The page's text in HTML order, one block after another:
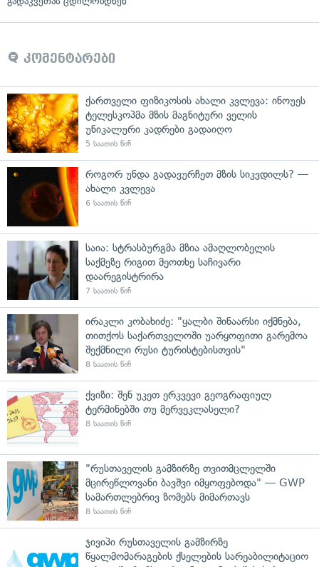
კომენტარები
ქართველი ფიზიკოსის ახალი კვლევა: ინოუეს
ტელესკოპმა მზის მაგნიტური ველის
უნიკალური კადრები გადაიღო
5 საათის წინ
როგორ უნდა გადავურჩეთ მზის სიკვდილს? —
ახალი კვლევა
6 საათის წინ
საია: სტრასბურგმა მზია ამაღლობელის
საქმეზე რიგით მეოთხე საჩივარი
დაარეგისტრირა
7 საათის წინ
ირაკლი კობახიძე: "ყალბი შინაარსი იქმნება,
თითქოს საქართველოში უარყოფითი გარემოა
შექმნილი რუსი ტურისტებისთვის"
8 საათის წინ
ქვიზი: შენ უკეთ ერკვევი გეოგრაფიულ
ტერმინებში თუ მერვეკლასელი?
8 საათის წინ
"რუსთაველის გამზირზე თვითმცლელში
მცირეწლოვანი ბავშვი იმყოფებოდა" — GWP
სამართლებრივ ზომებს მიმართავს
8 საათის წინ
ჯივიპი რუსთაველის გამზირზე
წყალმომარაგების ქსელების სარეაბილიტაციო